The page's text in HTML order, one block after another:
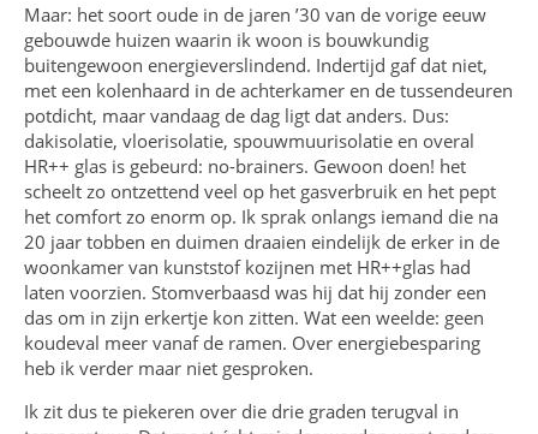
Maar: het soort oude in de jaren ’30 van de vorige eeuw
gebouwde huizen waarin ik woon is bouwkundig
buitengewoon energieverslindend. Indertijd gaf dat niet,
met een kolenhaard in de achterkamer en de tussendeuren
potdicht, maar vandaag de dag ligt dat anders. Dus:
dakisolatie, vloerisolatie, spouwmuurisolatie en overal
HR++ glas is gebeurd: no-brainers. Gewoon doen! het
scheelt zo ontzettend veel op het gasverbruik en het pept
het comfort zo enorm op. Ik sprak onlangs iemand die na
20 jaar tobben en duimen draaien eindelijk de erker in de
woonkamer van kunststof kozijnen met HR++glas had
laten voorzien. Stomverbaasd was hij dat hij zonder een
das om in zijn erkertje kon zitten. Wat een weelde: geen
koudeval meer vanaf de ramen. Over energiebesparing
heb ik verder maar niet gesproken.
Ik zit dus te piekeren over die drie graden terugval in